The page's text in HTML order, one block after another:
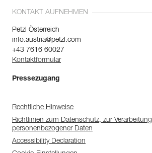
KONTAKT AUFNEHMEN
Petzl Österreich
info.austria@petzl.com
+43 7616 60027
Kontaktformular
Pressezugang
Rechtliche Hinweise
Richtlinien zum Datenschutz, zur Verarbeitung
personenbezogener Daten
Accessibility Declaration